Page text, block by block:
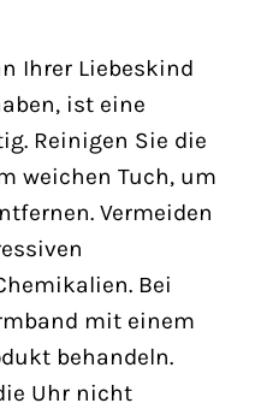
Ihrer Liebeskind
ist eine
Reinigen Sie die
weichen Tuch, um
Vermeiden
Bei
mit einem
behandeln.
Uhr nicht